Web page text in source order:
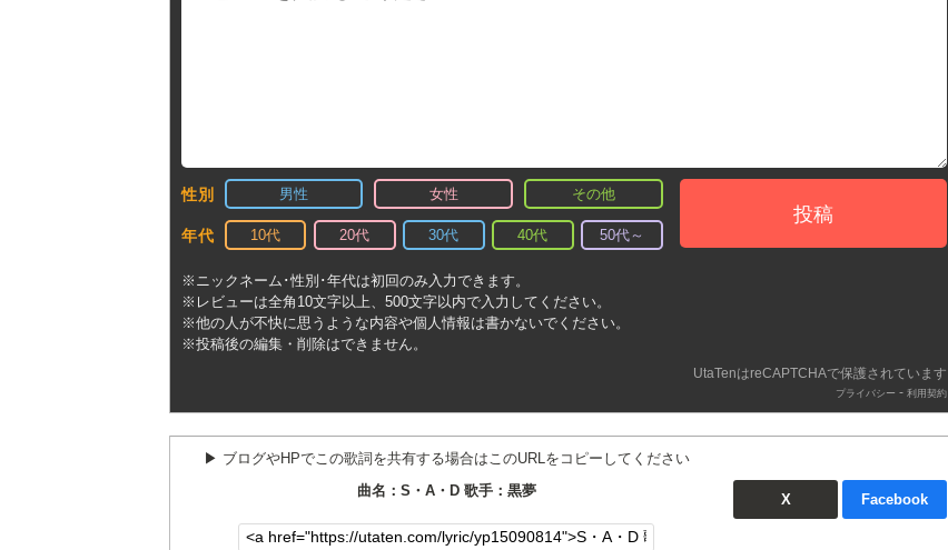
性別 男性 女性 その他
年代 10代 20代 30代 40代 50代～
投稿
※ニックネーム･性別･年代は初回のみ入力できます。
※レビューは全角10文字以上、500文字以内で入力してください。
※他の人が不快に思うような内容や個人情報は書かないでください。
※投稿後の編集・削除はできません。
UtaTenはreCAPTCHAで保護されています
プライバシー - 利用契約
▶︎ ブログやHPでこの歌詞を共有する場合はこのURLをコピーしてください
曲名：S・A・D 歌手：黒夢
X Facebook